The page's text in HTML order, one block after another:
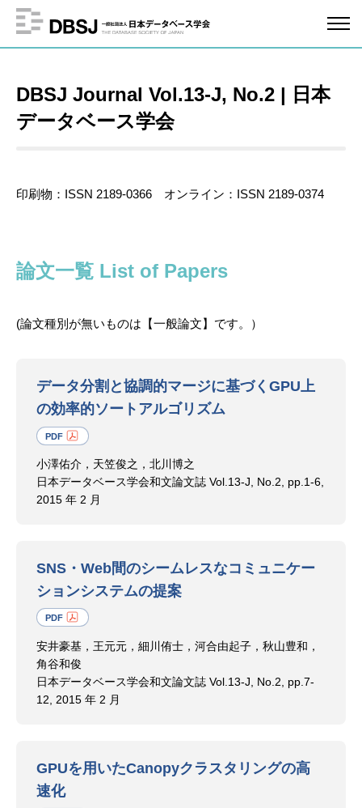
DBSJ Journal Vol.13-J, No.2 | 日本
データベース学会
印刷物：ISSN 2189-0366 オンライン：ISSN 2189-0374
論文一覧 List of Papers
(論文種別が無いものは【一般論文】です。）
データ分割と協調的マージに基づくGPU上
の効率的ソートアルゴリズム
小澤佑介，天笠俊之，北川博之
日本データベース学会和文論文誌 Vol.13-J, No.2, pp.1-6,
2015 年 2 月
SNS・Web間のシームレスなコミュニケー
ションシステムの提案
安井豪基，王元元，細川侑士，河合由起子，秋山豊和，
角谷和俊
日本データベース学会和文論文誌 Vol.13-J, No.2, pp.7-
12, 2015 年 2 月
GPUを用いたCanopyクラスタリングの高
速化